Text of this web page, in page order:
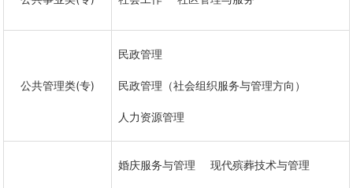
公共管理类(专)
民政管理
民政管理（社会组织服务与管理方向）
人力资源管理
婚庆服务与管理 现代殡葬技术与管理